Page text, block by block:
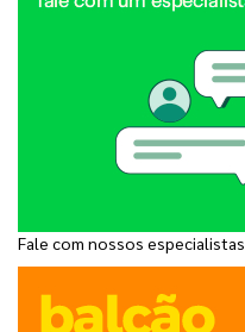
Fale com nossos especialistas